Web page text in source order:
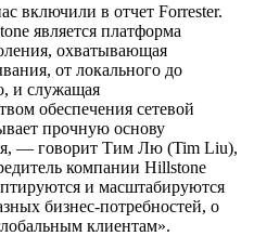
включили в отчет Forrester.
является платформа
охватывающая
от локального до
и служащая
обеспечения сетевой
прочную основу
— говорит Тим Лю (Tim Liu),
компании Hillstone
и масштабируются
бизнес-потребностей, о
клиентам».